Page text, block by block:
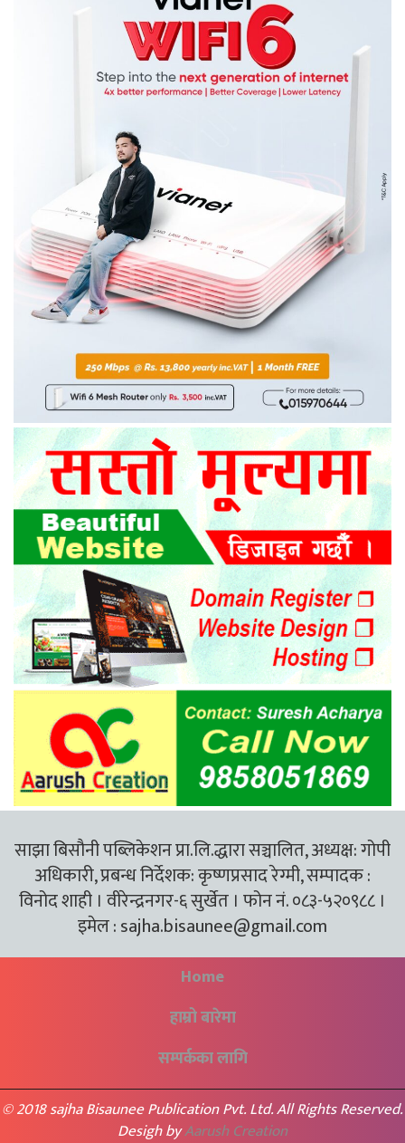
साझा बिसौनी पब्लिकेशन प्रा.लि.द्धारा सञ्चालित, अध्यक्ष: गोपी
अधिकारी, प्रबन्ध निर्देशक: कृष्णप्रसाद रेग्मी, सम्पादक :
विनोद शाही । वीरेन्द्रनगर-६ सुर्खेत । फोन नं. ०८३-५२०९८८ ।
इमेल :sajha.bisaunee@gmail.com
Home
हाम्रो बारेमा
सम्पर्कका लागि
© 2018 sajha Bisaunee Publication Pvt. Ltd. All Rights Reserved.
Desigh byAarush Creation